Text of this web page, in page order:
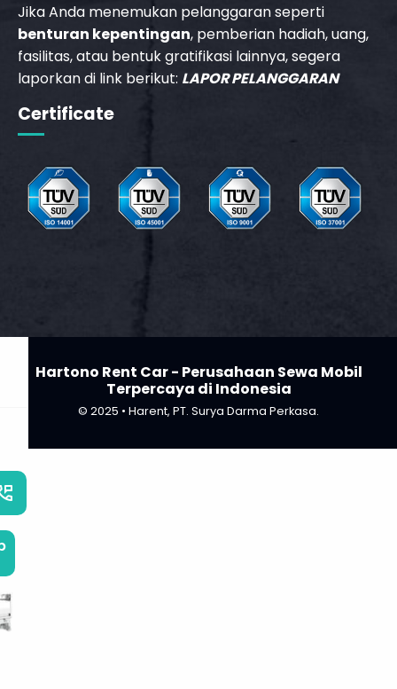
Jika Anda menemukan pelanggaran seperti
benturan kepentingan, pemberian hadiah, uang,
fasilitas, atau bentuk gratifikasi lainnya, segera
laporkan di link berikut: LAPOR PELANGGARAN
Certificate
Hartono Rent Car - Perusahaan Sewa Mobil
Terpercaya di Indonesia
© 2025 • Harent, PT. Surya Darma Perkasa.